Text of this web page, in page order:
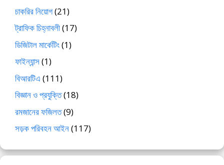
চাকরির নিয়োগ(21)
ট্রাফিক চিহ্নাবলী(17)
ডিজিটাল মার্কেটিং(1)
ফাইন্যান্স(1)
বিআরটিএ (111)
বিজ্ঞান ও প্রযুক্তি(18)
রমজানের ফজিলত(9)
সড়ক পরিবহন আইন(117)